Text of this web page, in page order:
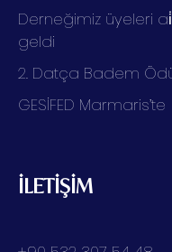
Derneğimiz üyeleri
geldi
2. Datça Badem
GESİFED Marmaris’te
İLETİŞİM